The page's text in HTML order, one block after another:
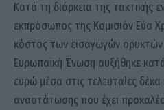
Κατά τη διάρκεια της τακτικής
εκπρόσωπος της Κομισιόν Εύα
κόστος των εισαγωγών ορυκτών
Ευρωπαϊκή Ένωση αυξήθηκε
ευρώ μέσα στις τελευταίες δέκα
αναστάτωσης που έχει